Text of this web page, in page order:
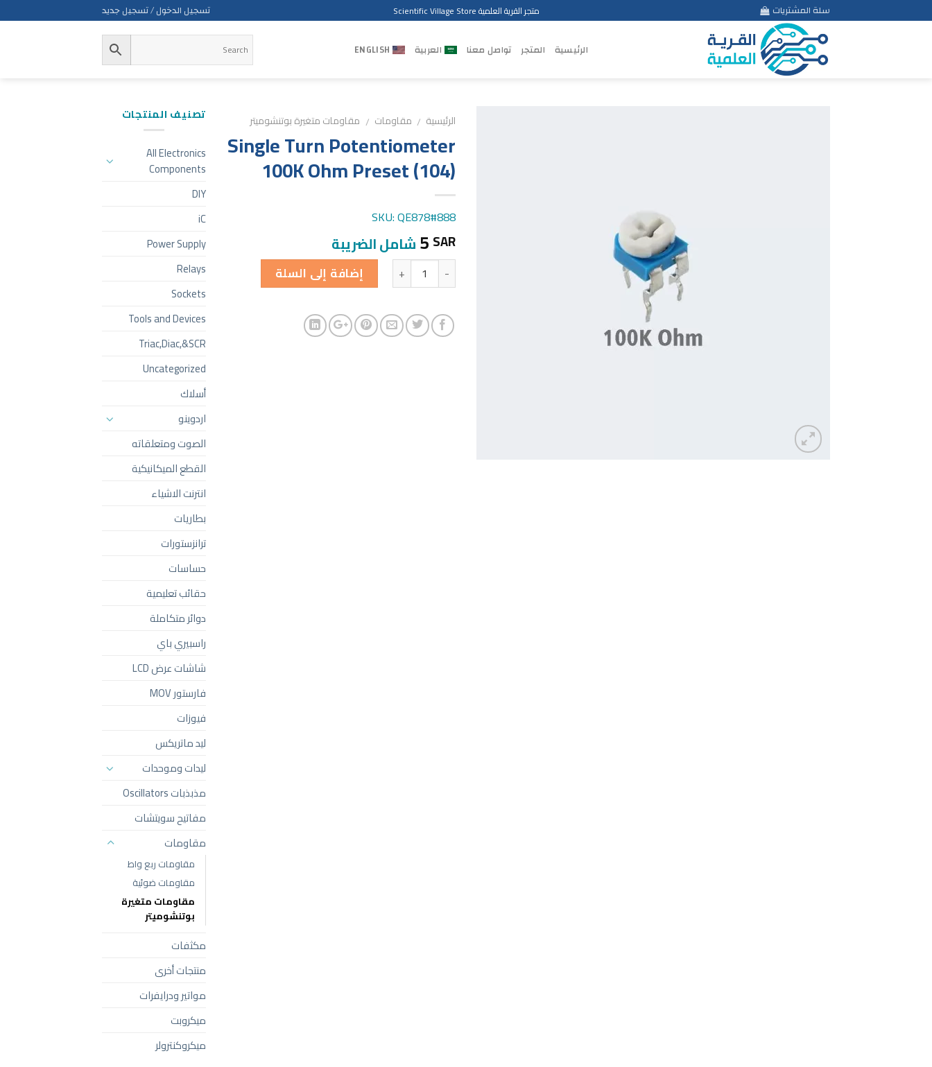
to
سلة المشتريات متجر القرية العلمية Scientific Village Store تسجيل الدخول / تسجيل جديد
الرئيسية المتجر تواصل معنا العربية ENGLISH
الرئيسية / مقاومات / مقاومات متغيرة بوتنشوميتر
Single Turn Potentiometer
100K Ohm Preset (104)
SKU: QE878#888
5 SAR شامل الضريبة
الكمية إضافة إلى السلة
تصنيف المنتجات
All Electronics
Components
DIY
iC
Power Supply
Relays
Sockets
Tools and Devices
Triac,Diac,&SCR
Uncategorized
أسلاك
اردوينو
الصوت ومتعلقاته
القطع الميكانيكية
انترنت الاشياء
بطاريات
ترانزستورات
حساسات
حقائب تعليمية
دوائر متكاملة
راسبيري باي
شاشات عرض LCD
فارستور MOV
فيوزات
ليد ماتريكس
ليدات وموحدات
مذبذبات Oscillators
مفاتيح سويتشات
مقاومات
مقاومات ربع واط
مقاومات ضوئية
مقاومات متغيرة
بوتنشوميتر
مكثفات
منتجات أخرى
مواتير ودرايفرات
ميكروبت
ميكروكنترولر